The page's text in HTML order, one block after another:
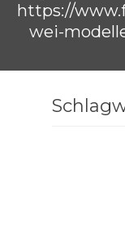
https://
wei-